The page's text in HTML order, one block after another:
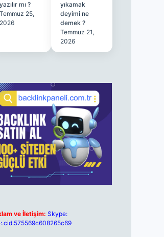
yazılır mı ?
Temmuz 25,
2026
yıkamak
deyimi ne
demek ?
Temmuz 21,
2026
ve İletişim: Skype: